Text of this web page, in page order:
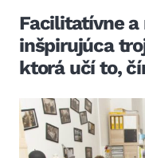
Facilitatívne
inšpirujúca
ktorá učí to,